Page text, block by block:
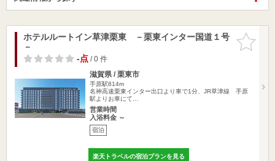
お気に入
りに追加
ホテルルートイン草津栗東 －栗東インター国道１号
－
-点/ 0 件
滋賀県 / 栗東市
手原駅814m
名神高速栗東インター出口より車で1分、JR草津線 手原
駅よりお車にて…
営業時間
入浴料金 ～
宿泊
楽天トラベルの宿泊プランを見る